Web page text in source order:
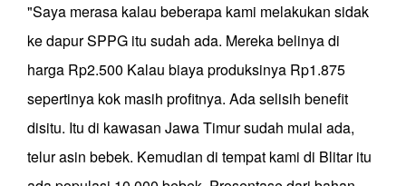
"Saya merasa kalau beberapa kami melakukan sidak
ke dapur SPPG itu sudah ada. Mereka belinya di
harga Rp2.500 Kalau biaya produksinya Rp1.875
sepertinya kok masih profitnya. Ada selisih benefit
disitu. Itu di kawasan Jawa Timur sudah mulai ada,
telur asin bebek. Kemudian di tempat kami di Blitar itu